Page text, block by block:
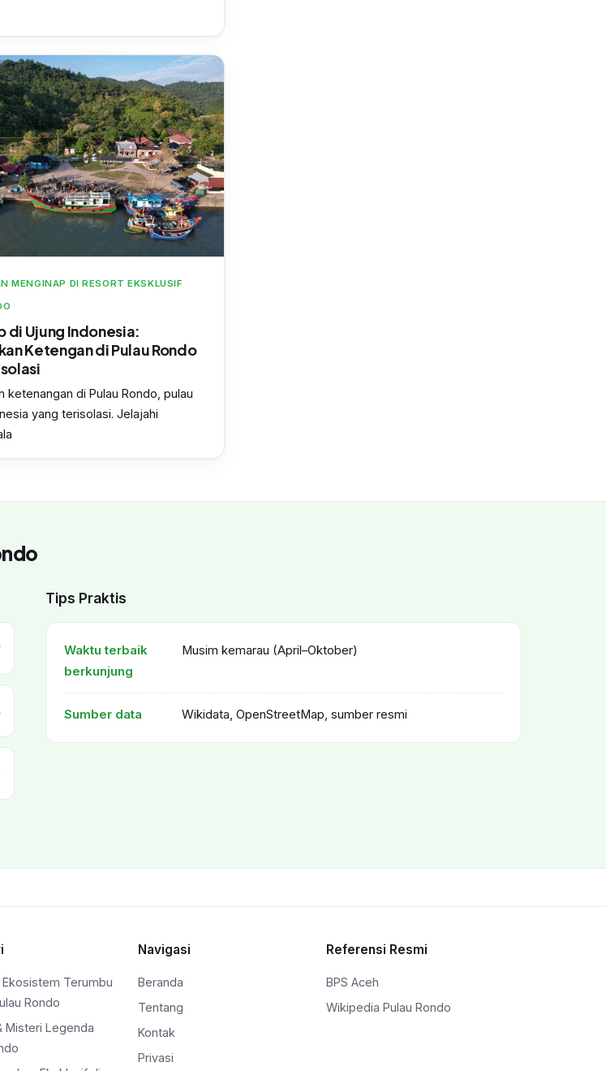
MENGINAP DI RESORT EKSKLUSIF
di Ujung Indonesia:
Ketengan di Pulau Rondo
ketenangan di Pulau Rondo, pulau
yang terisolasi. Jelajahi
Tips Praktis
Waktu terbaik
berkunjung
Musim kemarau (April–Oktober)
Sumber data Wikidata, OpenStreetMap, sumber resmi
Ekosistem Terumbu
Rondo
Misteri Legenda
Navigasi
Beranda
Tentang
Kontak
Privasi
Referensi Resmi
BPS Aceh
Wikipedia Pulau Rondo